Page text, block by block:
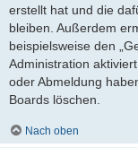
erstellt hat und die
bleiben. Außerdem
beispielsweise den
Administration
oder Abmeldung
Boards löschen.
Nach oben